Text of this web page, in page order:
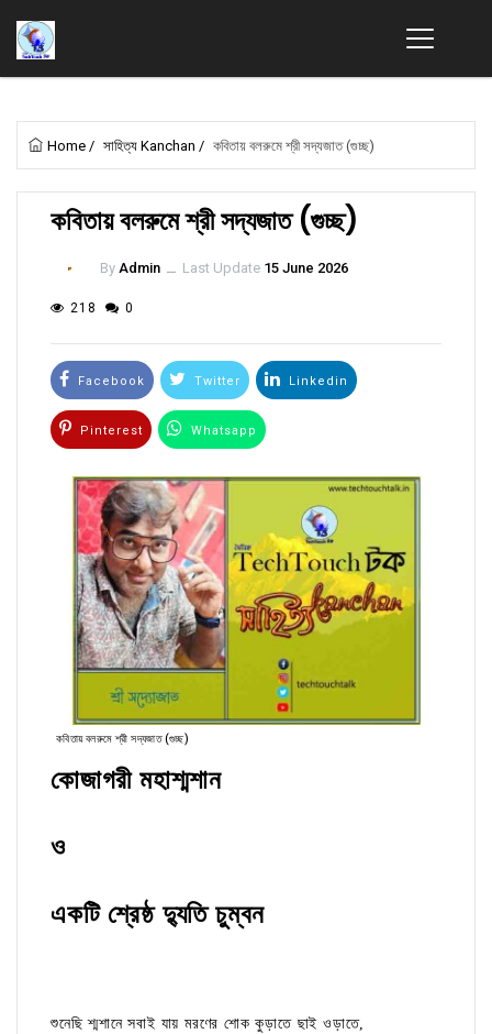
Home / সাহিত্য Kanchan / কবিতায় বলরুমে শ্রী সদ্যজাত (গুচ্ছ)
কবিতায় বলরুমে শ্রী সদ্যজাত (গুচ্ছ)
By Admin ــ Last Update 15 June 2026
218 0
Facebook Twitter Linkedin
Pinterest Whatsapp
কবিতায় বলরুমে শ্রী সদ্যজাত (গুচ্ছ)
কোজাগরী মহাশ্মশান
ও
একটি শ্রেষ্ঠ দ্যুতি চুম্বন
শুনেছি শ্মশানে সবাই যায় মরণের শোক কুড়াতে ছাই ওড়াতে,